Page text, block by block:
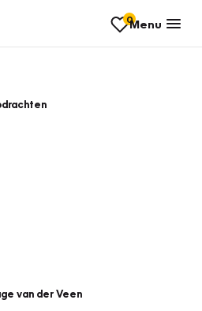
0Menu
van der Veen